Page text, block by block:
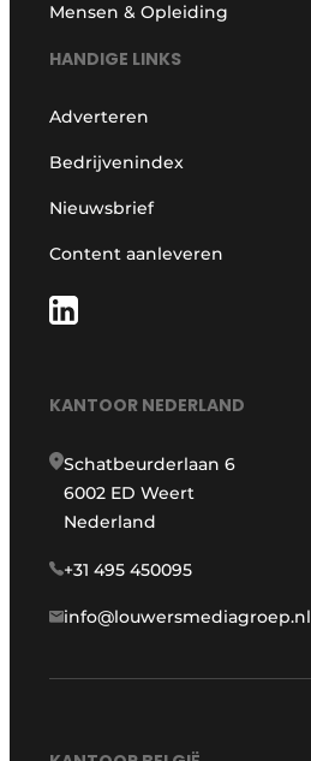
Mensen & Opleiding
HANDIGE LINKS
Adverteren
Bedrijvenindex
Nieuwsbrief
Content aanleveren
KANTOOR NEDERLAND
Schatbeurderlaan 6
6002 ED Weert
Nederland
+31 495 450095
info@louwersmediagroep.nl